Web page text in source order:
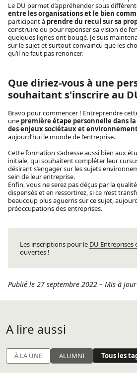
Le DU permet d’appréhender sous
entre les organisations et le bien
participant à prendre du recul sur sa
construire ou pour repenser sa vision de
quelques lignes ont bougé. Je suis
sur le sujet et surtout convaincu que les
qu’il ne faut pas renoncer.
Que diriez-vous à une
souhaitant s'inscrire au
Bravo pour commencer ! Entreprendre
une première étape personnelle dans
des enjeux sociétaux et
aujourd’hui le monde de l’entreprise.
Cette formation s’adresse aussi bien aux
initiale, qui souhaitent compléter leur
désirant s’engager sur les sujets
sein de leur entreprise.
Enfin, vous ne serez pas déçus par la
dispensés et en ressortirez, si ce n’est
beaucoup plus aguerris sur ce sujet,
préoccupations des entreprises.
Les inscriptions pour le DU Entreprises
ouvertes !
Publié le 27 septembre 2022 – Mis à
A lire aussi
À LA UNE ALUMNI Tous les